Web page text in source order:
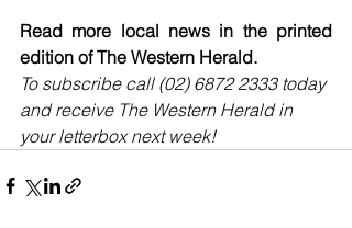
Read more local news in the printed
edition of The Western Herald.
To subscribe call (02) 6872 2333 today
and receive The Western Herald in
your letterbox next week!